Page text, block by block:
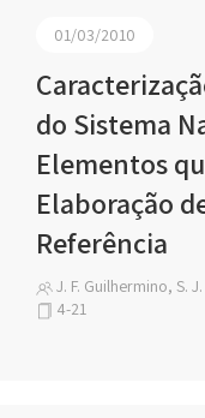
01/03/2010
do Sistema
Elementos
Elaboração
Referência
J. F. Guilhermino, S.
4-21